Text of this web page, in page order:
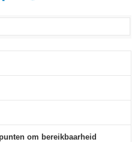
om bereikbaarheid